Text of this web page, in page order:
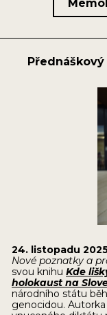
Přednáškový
24. listopadu
Nové poznatky a
svou knihu Kde
holokaust na
národního státu
genocidou.